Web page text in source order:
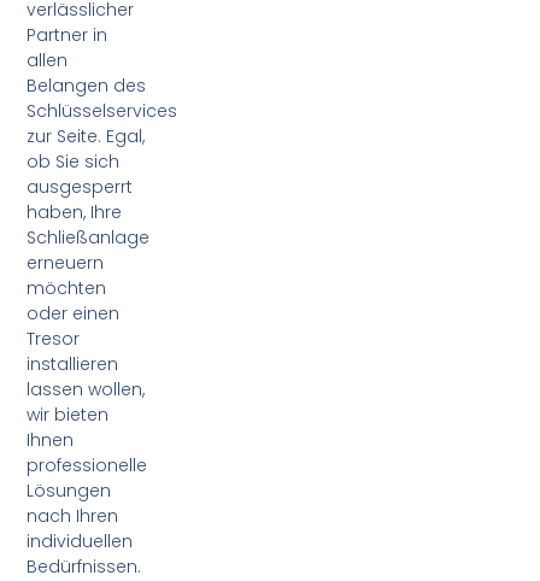
verlässlicher
Partner in
allen
Belangen des
Schlüsselservices
zur Seite. Egal,
ob Sie sich
ausgesperrt
haben, Ihre
Schließanlage
erneuern
möchten
oder einen
Tresor
installieren
lassen wollen,
wir bieten
Ihnen
professionelle
Lösungen
nach Ihren
individuellen
Bedürfnissen.